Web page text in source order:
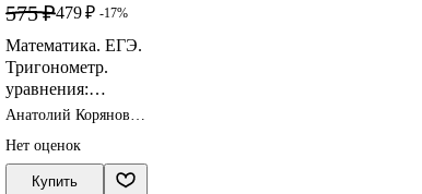
575 ₽479 ₽ -17%
Математика. ЕГЭ.
Тригонометр.
уравнения:
методы решений и
Типовое задание
13. 3-е изд.
Анатолий Корянов,
Прокофьев
Нет оценок
Купить